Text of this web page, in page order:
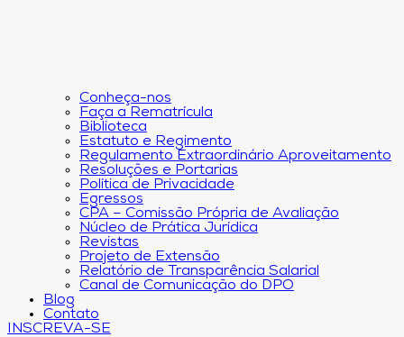
Conheça-nos
Faça a Rematrícula
Biblioteca
Estatuto e Regimento
Regulamento Extraordinário Aproveitamento
Resoluções e Portarias
Política de Privacidade
Egressos
CPA – Comissão Própria de Avaliação
Núcleo de Prática Jurídica
Revistas
Projeto de Extensão
Relatório de Transparência Salarial
Canal de Comunicação do DPO
Blog
Contato
INSCREVA-SE